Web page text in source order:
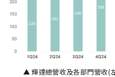
▲ 輝達總營收及各部門營收(